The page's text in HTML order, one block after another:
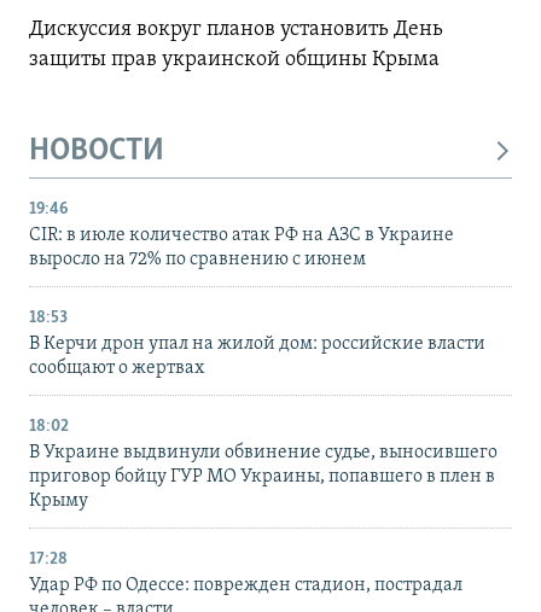
Дискуссия вокруг планов установить День
защиты прав украинской общины Крыма
НОВОСТИ
19:46
CIR: в июле количество атак РФ на АЗС в Украине
выросло на 72% по сравнению с июнем
18:53
В Керчи дрон упал на жилой дом: российские власти
сообщают о жертвах
18:02
В Украине выдвинули обвинение судье, выносившего
приговор бойцу ГУР МО Украины, попавшего в плен в
Крыму
17:28
Удар РФ по Одессе: поврежден стадион, пострадал